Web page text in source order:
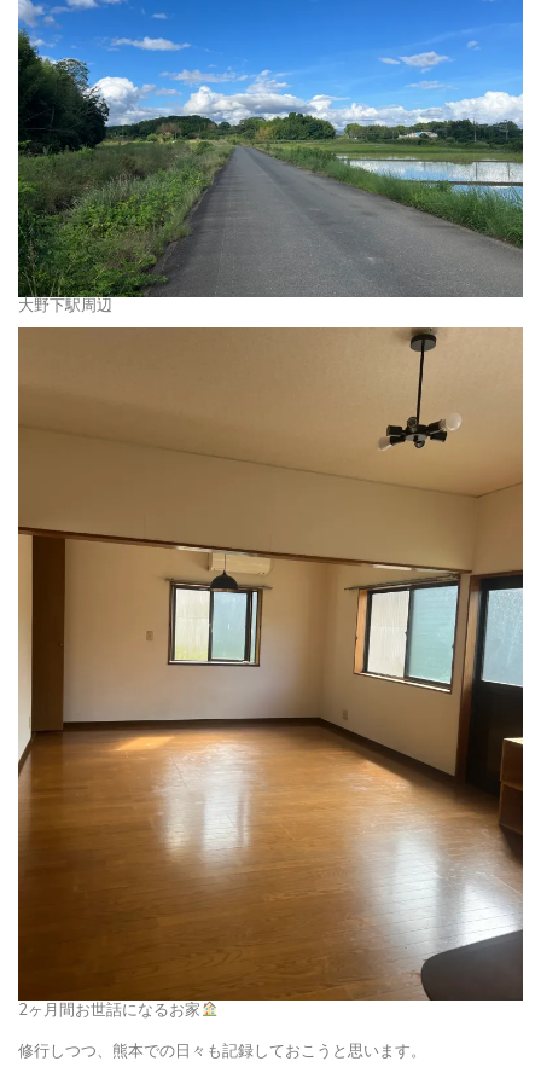
大野下駅周辺
2ヶ月間お世話になるお家
修行しつつ、熊本での日々も記録しておこうと思います。